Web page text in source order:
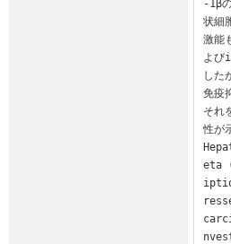
-1β
状細
激能
よび
した
免疫
それ
性が
eta